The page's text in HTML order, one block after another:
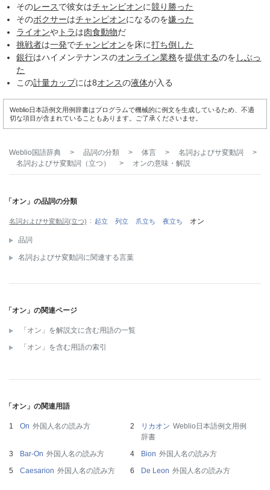
そのレースで彼女はチャンピオンに競り勝った
そのボクサーはチャンピオンになるのを嫌った
ライオンや トラは肉食動物だ
挑戦者は一発でチャンピオンを床に打ち倒した
銀行はハイメンテナンスのオンライン業務を提供するのを しぶっ
た
この計量カップには8オンスの液体が入る
Weblio日本語例文用例辞書はプログラムで機械的に例文を生成しているため、不適
切な項目が含まれていることもあります。ご了承くださいませ。
Weblio国語辞典 > 品詞の分類 > 体言 > 名詞およびサ変動詞
>
名詞およびサ変動詞（立つ）
> オンの意味・解説
「オン」の品詞の分類
名詞およびサ変動詞(立つ) 起立 列立 爪立ち 夜立ち オン
品詞
名詞およびサ変動詞に関連する言葉
「オン」の関連ページ
「オン」を解説文に含む用語の一覧
「オン」を含む用語の索引
「オン」の関連用語
On 外国人名の読み方 リカオン Weblio日本語例文用例
辞書
Bar-On 外国人名の読み方 Bion 外国人名の読み方
Caesarion 外国人名の読み方 De Leon 外国人名の読み方